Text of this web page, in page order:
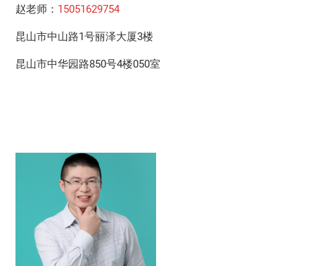
赵老师： 15051629754
昆山市中山路1号丽泽大厦3楼
昆山市中华园路850号4楼050室